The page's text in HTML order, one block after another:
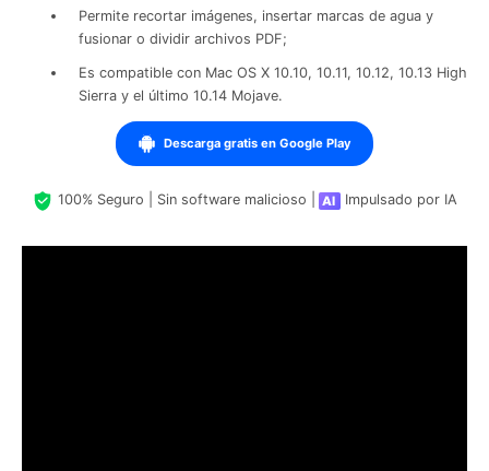
Permite recortar imágenes, insertar marcas de agua y
fusionar o dividir archivos PDF;
Es compatible con Mac OS X 10.10, 10.11, 10.12, 10.13 High
Sierra y el último 10.14 Mojave.
Descarga gratis en Google Play
100% Seguro | Sin software malicioso | Impulsado por IA